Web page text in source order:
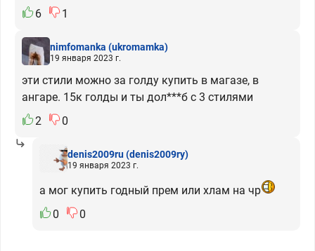
6
1
nimfomanka (ukromamka)
19 января 2023 г.
эти стили можно за голду купить в магазе, в
ангаре. 15к голды и ты дол***б с 3 стилями
2
0
denis2009ru(denis2009ry)
19 января 2023 г.
а мог купить годный прем или хлам на чр
0
0